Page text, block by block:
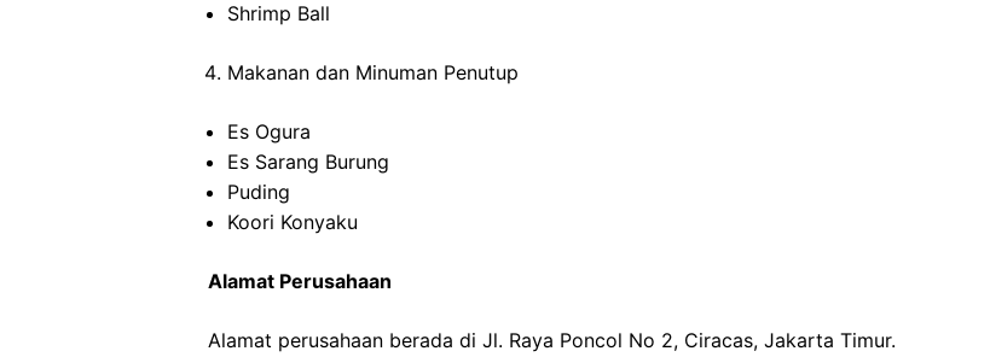
Shrimp Ball
Makanan dan Minuman Penutup
Es Ogura
Es Sarang Burung
Puding
Koori Konyaku
Alamat Perusahaan
Alamat perusahaan berada di Jl. Raya Poncol No 2, Ciracas, Jakarta Timur.